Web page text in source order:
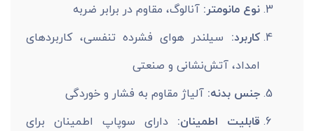
نوع مانومتر: آنالوگ، مقاوم در برابر ضربه
کاربرد: سیلندر هوای فشرده تنفسی، کاربردهای
امداد، آتش‌نشانی و صنعتی
جنس بدنه: آلیاژ مقاوم به فشار و خوردگی
قابلیت اطمینان: دارای سوپاپ اطمینان برای